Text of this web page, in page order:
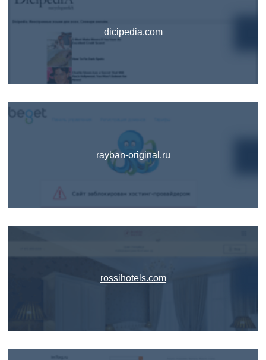
dicipedia.com
rayban-original.ru
rossihotels.com